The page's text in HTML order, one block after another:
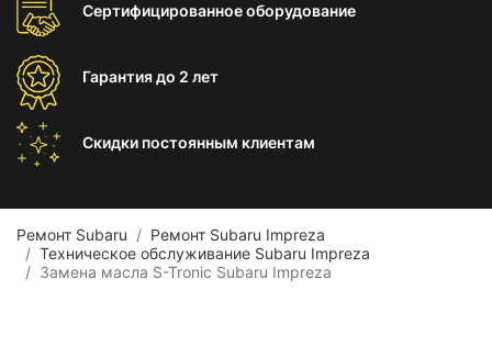
Сертифицированноеоборудование
Гарантиядо 2 лет
Скидки постоянным клиентам
Ремонт Subaru
Ремонт Subaru Impreza
Техническое обслуживание Subaru Impreza
Замена масла S-Tronic Subaru Impreza